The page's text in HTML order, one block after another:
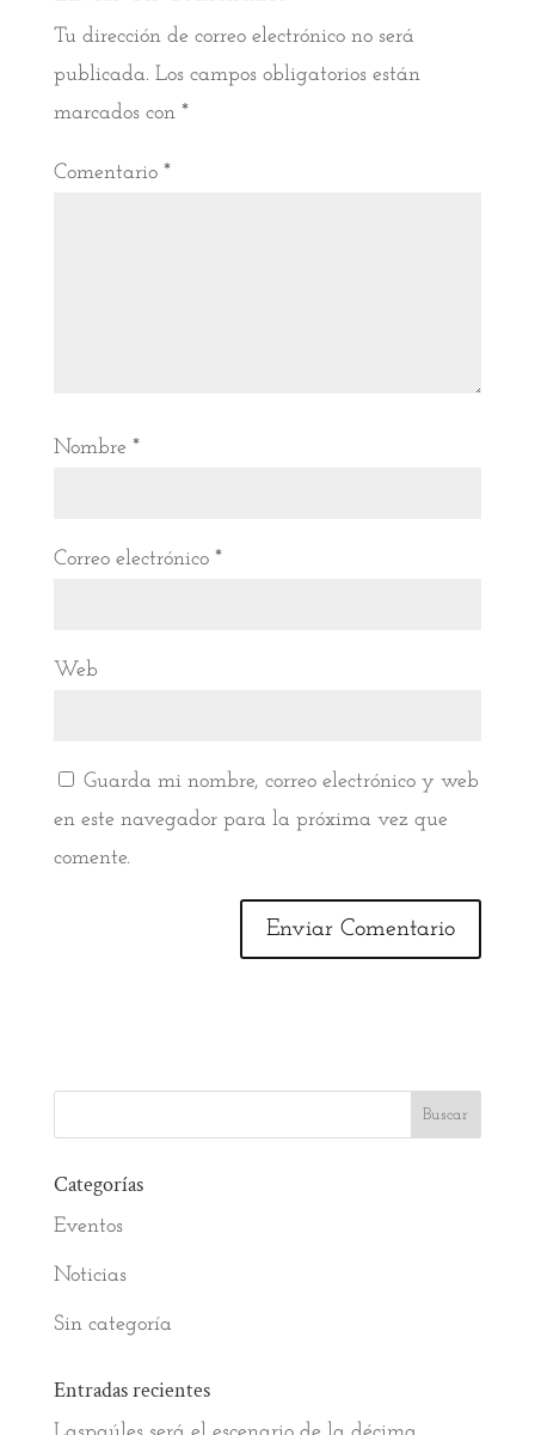
Tu dirección de correo electrónico no será
publicada. Los campos obligatorios están
marcados con *
Comentario *
Nombre *
Correo electrónico *
Web
Guarda mi nombre, correo electrónico y web
en este navegador para la próxima vez que
comente.
Categorías
Eventos
Noticias
Sin categoría
Entradas recientes